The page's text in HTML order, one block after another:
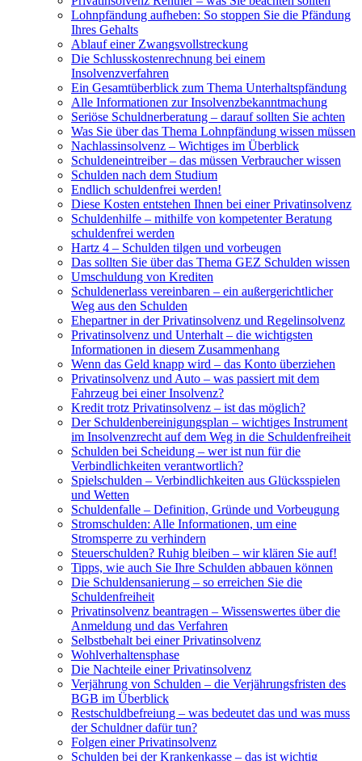
Lohnpfändung aufheben: So stoppen Sie die Pfändung
Ihres Gehalts
Ablauf einer Zwangsvollstreckung
Die Schlusskostenrechnung bei einem
Insolvenzverfahren
Ein Gesamtüberblick zum Thema Unterhaltspfändung
Alle Informationen zur Insolvenzbekanntmachung
Seriöse Schuldnerberatung – darauf sollten Sie achten
Was Sie über das Thema Lohnpfändung wissen müssen
Nachlassinsolvenz – Wichtiges im Überblick
Schuldeneintreiber – das müssen Verbraucher wissen
Schulden nach dem Studium
Endlich schuldenfrei werden!
Diese Kosten entstehen Ihnen bei einer Privatinsolvenz
Schuldenhilfe – mithilfe von kompetenter Beratung
schuldenfrei werden
Hartz 4 – Schulden tilgen und vorbeugen
Das sollten Sie über das Thema GEZ Schulden wissen
Umschuldung von Krediten
Schuldenerlass vereinbaren – ein außergerichtlicher
Weg aus den Schulden
Ehepartner in der Privatinsolvenz und Regelinsolvenz
Privatinsolvenz und Unterhalt – die wichtigsten
Informationen in diesem Zusammenhang
Wenn das Geld knapp wird – das Konto überziehen
Privatinsolvenz und Auto – was passiert mit dem
Fahrzeug bei einer Insolvenz?
Kredit trotz Privatinsolvenz – ist das möglich?
Der Schuldenbereinigungsplan – wichtiges Instrument
im Insolvenzrecht auf dem Weg in die Schuldenfreiheit
Schulden bei Scheidung – wer ist nun für die
Verbindlichkeiten verantwortlich?
Spielschulden – Verbindlichkeiten aus Glücksspielen
und Wetten
Schuldenfalle – Definition, Gründe und Vorbeugung
Stromschulden: Alle Informationen, um eine
Stromsperre zu verhindern
Steuerschulden? Ruhig bleiben – wir klären Sie auf!
Tipps, wie auch Sie Ihre Schulden abbauen können
Die Schuldensanierung – so erreichen Sie die
Schuldenfreiheit
Privatinsolvenz beantragen – Wissenswertes über die
Anmeldung und das Verfahren
Selbstbehalt bei einer Privatinsolvenz
Wohlverhaltensphase
Die Nachteile einer Privatinsolvenz
Verjährung von Schulden – die Verjährungsfristen des
BGB im Überblick
Restschuldbefreiung – was bedeutet das und was muss
der Schuldner dafür tun?
Folgen einer Privatinsolvenz
Schulden bei der Krankenkasse – das ist wichtig